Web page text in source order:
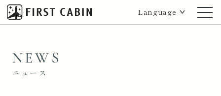
Language
NEWS
ニュース